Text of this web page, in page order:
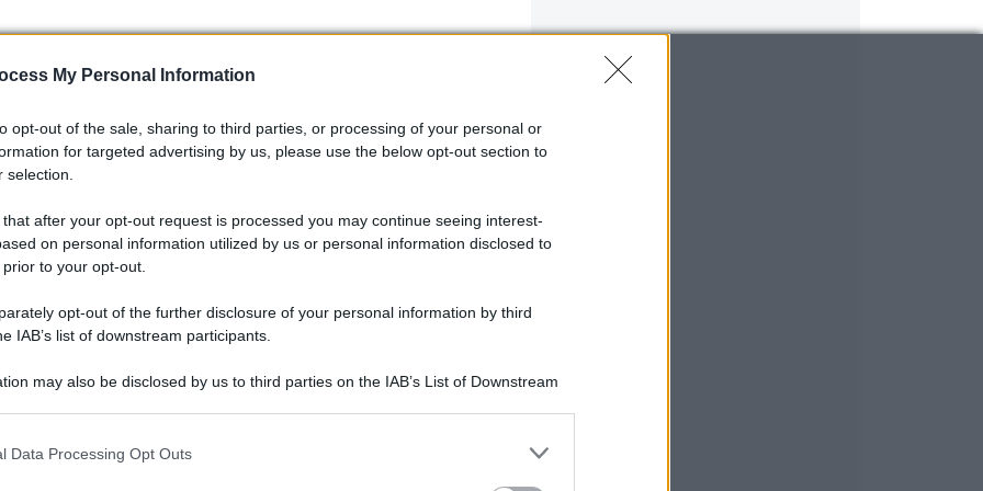
My Personal Information
opt-out of the sale, sharing to third parties, or processing of your personal or
for targeted advertising by us, please use the below opt-out section to
selection.
that after your opt-out request is processed you may continue seeing interest-
on personal information utilized by us or personal information disclosed to
to your opt-out.
opt-out of the further disclosure of your personal information by third
IAB’s list of downstream participants.
may also be disclosed by us to third parties on the IAB’s List of Downstream
including but not limited to your visit or usage behaviour. You may click to grant or
Data Processing Opt Outs
motorizzazioni, di seguito la lista riepilogativa: